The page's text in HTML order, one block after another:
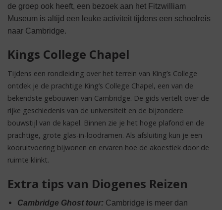
de groep ook heeft, een bezoek aan het Fitzwilliam
Museum is altijd een leuke activiteit tijdens een schoolreis
naar Cambridge.
Kings College Chapel
Tijdens een rondleiding over het terrein van King’s College
ontdek je de prachtige King’s College Chapel, een van de
bekendste gebouwen van Cambridge. De gids vertelt over de
rijke geschiedenis van de universiteit en de bijzondere
bouwstijl van de kapel. Binnen zie je het hoge plafond en de
prachtige, grote glas-in-loodramen. Als afsluiting kun je een
kooruitvoering bijwonen en ervaren hoe de akoestiek door de
ruimte klinkt.
Extra tips van Diogenes Reizen
Cambridge Ghost tour: Cambridge is meer dan